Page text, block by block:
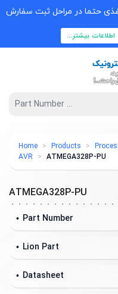
حتما در مراحل ثبت سفارش
اطلاعات بیشتر...
Home Products
AVR
ATMEGA328P-PU
ATMEGA328P-PU
Part Number
Lion Part
Datasheet